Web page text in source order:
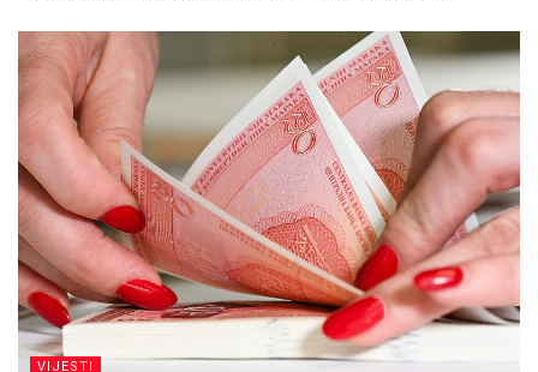
VIJESTI